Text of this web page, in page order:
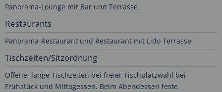
Panorama-Lounge mit Bar und Terrasse
Restaurants
Panorama-Restaurant und Restaurant mit Lido Terrasse
Tischzeiten/Sitzordnung
Offene, lange Tischzeiten bei freier Tischplatzwahl bei
Frühstück und Mittagessen. Beim Abendessen feste